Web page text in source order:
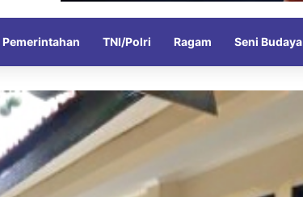
Pemerintahan TNI/Polri Ragam Seni Budaya